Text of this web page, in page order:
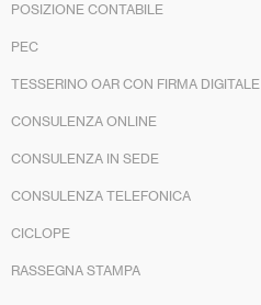
POSIZIONE CONTABILE
PEC
TESSERINO OAR CON FIRMA DIGITALE
CONSULENZA ONLINE
CONSULENZA IN SEDE
CONSULENZA TELEFONICA
CICLOPE
RASSEGNA STAMPA